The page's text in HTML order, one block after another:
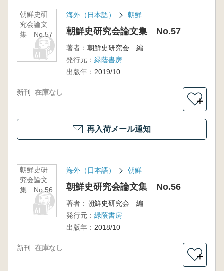
朝鮮史研
究会論文
集 No.57
海外（日本語） 朝鮮
朝鮮史研究会論文集 No.57
著者： 朝鮮史研究会 編
発行元： 緑蔭書房
出版年： 2019/10
新刊 在庫なし
＋
再入荷メール通知
朝鮮史研
究会論文
集 No.56
海外（日本語） 朝鮮
朝鮮史研究会論文集 No.56
著者： 朝鮮史研究会 編
発行元： 緑蔭書房
出版年： 2018/10
新刊 在庫なし
＋